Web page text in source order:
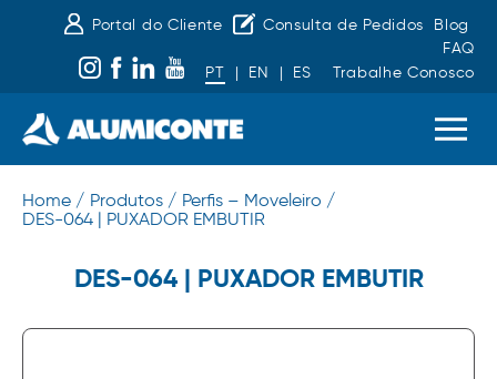
Portal do Cliente Consulta de Pedidos
Blog
FAQ
PT
| EN | ES Trabalhe Conosco
Home / Produtos / Perfis – Moveleiro /
DES-064 | PUXADOR EMBUTIR
DES-064 | PUXADOR EMBUTIR